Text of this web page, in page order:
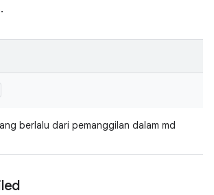
berlalu dari pemanggilan dalam md